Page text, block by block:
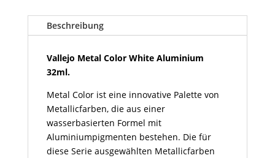
Aluminium
Menge
Beschreibung
Vallejo Metal Color White Aluminium
32ml.
Metal Color ist eine innovative Palette von
Metallicfarben, die aus einer
wasserbasierten Formel mit
Aluminiumpigmenten bestehen. Die für
diese Serie ausgewählten Metallicfarben